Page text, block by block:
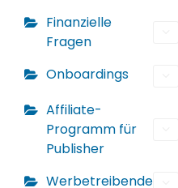
Finanzielle
Fragen
Onboardings
Affiliate-
Programm für
Publisher
Werbetreibende